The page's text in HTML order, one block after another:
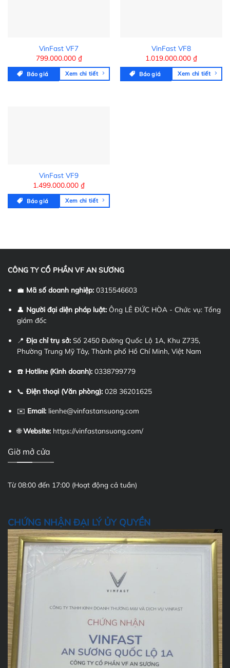
VinFast VF7
799.000.000 ₫
Báo giá Xem chi tiết
VinFast VF8
1.019.000.000 ₫
Báo giá Xem chi tiết
VinFast VF9
1.499.000.000 ₫
Báo giá Xem chi tiết
CÔNG TY CỔ PHẦN VF AN SƯƠNG
💼 Mã số doanh nghiệp:0315546603
👤 Người đại diện pháp luật:Ông LÊ ĐỨC HÒA - Chức vụ: Tổng
giám đốc
📍 Địa chỉ trụ sở:Số 2450 Đường Quốc Lộ 1A, Khu Z735,
Phường Trung Mỹ Tây, Thành phố Hồ Chí Minh, Việt Nam
☎️ Hotline (Kinh doanh):0338799779
📞 Điện thoại (Văn phòng):028 36201625
✉️ Email:lienhe@vinfastansuong.com
🌐Website:https://vinfastansuong.com/
Giờ mở cửa
Từ 08:00 đến 17:00 (Hoạt động cả tuần)
CHỨNG NHẬN ĐẠI LÝ ỦY QUYỀN